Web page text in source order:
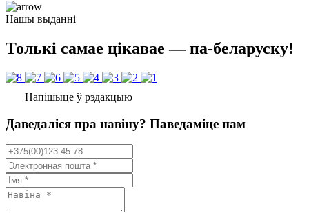
Нашы выданні
Толькі самае цікавае — па-беларуску!
Напішыце ў рэдакцыю
Даведаліся пра навіну? Паведаміце нам